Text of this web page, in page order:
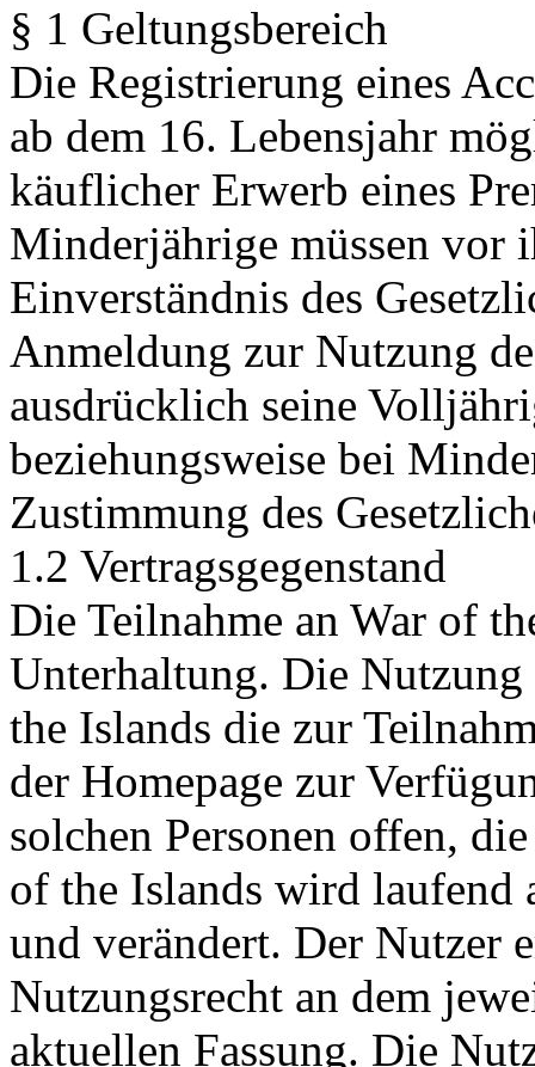
§ 1 Geltungsbereich
Die Registrierung eines
ab dem 16. Lebensjahr
käuflicher Erwerb eines
Minderjährige müssen vor
Einverständnis des
Anmeldung zur Nutzung
ausdrücklich seine
beziehungsweise bei
Zustimmung des
1.2 Vertragsgegenstand
Die Teilnahme an War of
Unterhaltung. Die
the Islands die zur
der Homepage zur
solchen Personen offen,
of the Islands wird laufend
und verändert. Der Nutzer
Nutzungsrecht an dem
aktuellen Fassung. Die